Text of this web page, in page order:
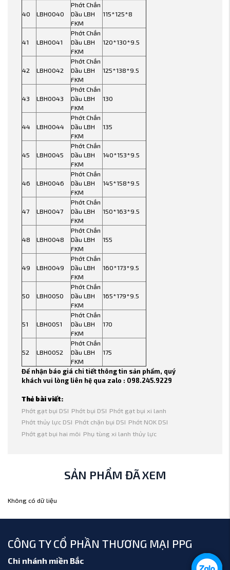
40 LBH0040
Phớt Chắn
Dầu LBH
FKM
115*125*8
41 LBH0041
Phớt Chắn
Dầu LBH
FKM
120*130*9.5
42 LBH0042
Phớt Chắn
Dầu LBH
FKM
125*138*9.5
43 LBH0043
Phớt Chắn
Dầu LBH
FKM
130
44 LBH0044
Phớt Chắn
Dầu LBH
FKM
135
45 LBH0045
Phớt Chắn
Dầu LBH
FKM
140*153*9.5
46 LBH0046
Phớt Chắn
Dầu LBH
FKM
145*158*9.5
47 LBH0047
Phớt Chắn
Dầu LBH
FKM
150*163*9.5
48 LBH0048
Phớt Chắn
Dầu LBH
FKM
155
49 LBH0049
Phớt Chắn
Dầu LBH
FKM
160*173*9.5
50 LBH0050
Phớt Chắn
Dầu LBH
FKM
165*179*9.5
51 LBH0051
Phớt Chắn
Dầu LBH
FKM
170
52 LBH0052
Phớt Chắn
Dầu LBH
FKM
175
Để nhận báo giá chi tiết thông tin sản phẩm, quý
khách vui lòng liên hệ qua zalo : 098.245.9229
Thẻ bài viết:
Phớt gạt bụi DSI Phớt bụi DSI Phớt gạt bụi xi lanh
Phớt thủy lực DSI Phớt chặn bụi DSI Phớt NOK DSI
Phớt gạt bụi hai môi Phụ tùng xi lanh thủy lực
SẢN PHẨM ĐÃ XEM
Không có dữ liệu
CÔNG TY CỔ PHẦN THƯƠNG MẠI PPG
Chi nhánh miền Bắc